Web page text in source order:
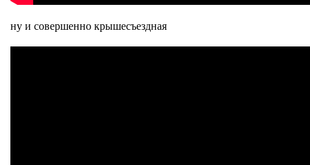
ну и совершенно крышесъездная